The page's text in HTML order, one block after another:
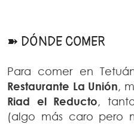
➽ DÓNDE COMER
Para comer en
Restaurante La Unión,
Riad el Reducto,
(algo más caro pero